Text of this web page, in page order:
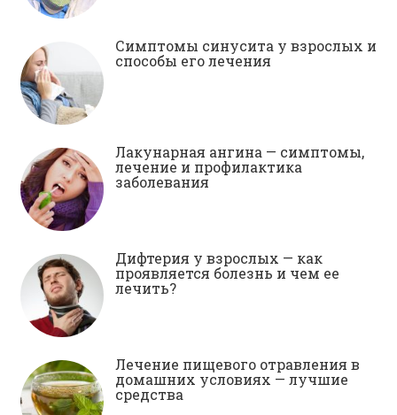
Симптомы синусита у взрослых и
способы его лечения
Лакунарная ангина — симптомы,
лечение и профилактика
заболевания
Дифтерия у взрослых — как
проявляется болезнь и чем ее
лечить?
Лечение пищевого отравления в
домашних условиях — лучшие
средства